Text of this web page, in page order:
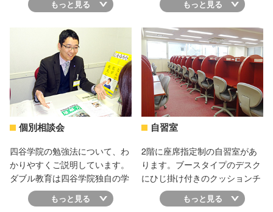
駅西口を出てペデストリアンデ
C2階段を降りると、前方道路
の左側に四谷学院の黄色い看板
が見えます。1階が受付です。
もっと見る
ださい。
もっと見る
個別相談会
四谷学院の勉強法について、わ
かりやすくご説明しています。
ダブル教育は四谷学院独自の学
習システムです。５５段階って
どんなことするのだろうという
もっと見る
自習室
2階に座席指定制の自習室があ
ります。ブースタイプのデスク
にひじ掛け付きのクッションチ
ェアで勉強に集中できます。定
期的に見回りを行い、管理も徹
もっと見る